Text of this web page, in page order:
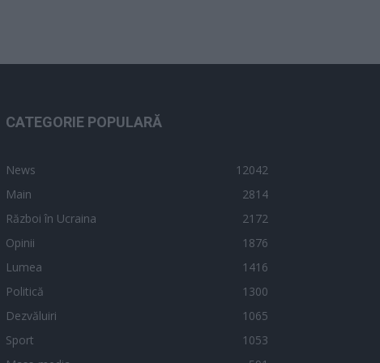
CATEGORIE POPULARĂ
News
12042
Main
2814
Război în Ucraina
2172
Opinii
1876
Lumea
1416
Politică
1300
Dezvăluiri
1065
Sport
1053